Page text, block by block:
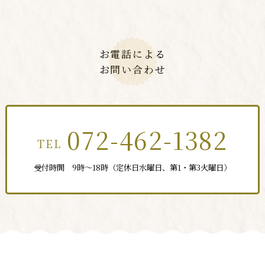
TEL 072-462-1382
受付時間 9時～18時（定休日水曜日、第1・第3火曜日）